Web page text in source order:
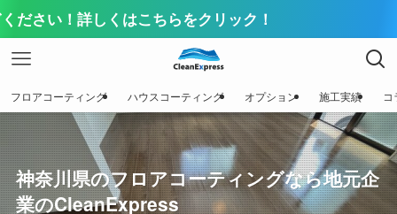
フロアコーティング ハウスコーティング オプション 施工実績
神奈川県のフロアコーティングなら地元企
業のCleanExpress